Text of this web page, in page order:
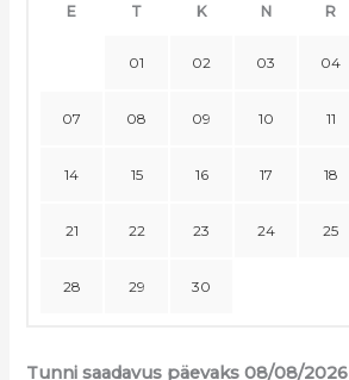
E T K N R
01 02 03 04
07 08 09 10 11
14 15 16 17 18
21 22 23 24 25
28 29 30
Tunni saadavus päevaks 08/08/2026